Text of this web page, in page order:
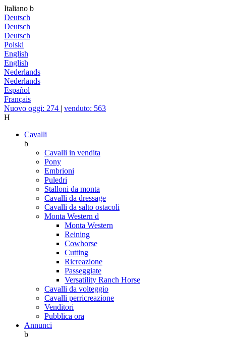
Italiano b
Deutsch
Deutsch
Deutsch
Polski
English
English
Nederlands
Nederlands
Español
Français
Nuovo oggi: 274 | venduto: 563
H
Cavalli
b
Cavalli in vendita
Pony
Embrioni
Puledri
Stalloni da monta
Cavalli da dressage
Cavalli da salto ostacoli
Monta Western d
Monta Western
Reining
Cowhorse
Cutting
Ricreazione
Passeggiate
Versatility Ranch Horse
Cavalli da volteggio
Cavalli perricreazione
Venditori
Pubblica ora
Annunci
b